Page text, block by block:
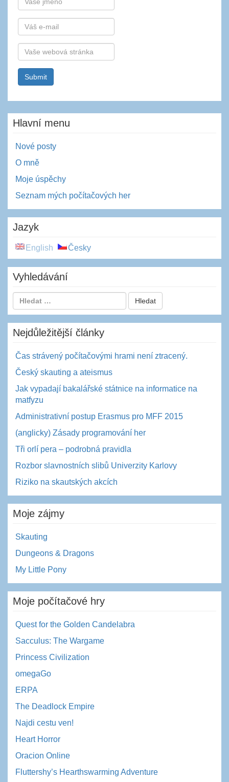
E-
mail
Webová
stránka
Hlavní menu
Nové posty
O mně
Moje úspěchy
Seznam mých počítačových her
Jazyk
English Česky
Vyhledávání
Nejdůležitější články
Čas strávený počítačovými hrami není ztracený.
Český skauting a ateismus
Jak vypadají bakalářské státnice na informatice na
matfyzu
Administrativní postup Erasmus pro MFF 2015
(anglicky) Zásady programování her
Tři orlí pera – podrobná pravidla
Rozbor slavnostních slibů Univerzity Karlovy
Riziko na skautských akcích
Moje zájmy
Skauting
Dungeons & Dragons
My Little Pony
Moje počítačové hry
Quest for the Golden Candelabra
Sacculus: The Wargame
Princess Civilization
omegaGo
ERPA
The Deadlock Empire
Najdi cestu ven!
Heart Horror
Oracion Online
Fluttershy’s Hearthswarming Adventure